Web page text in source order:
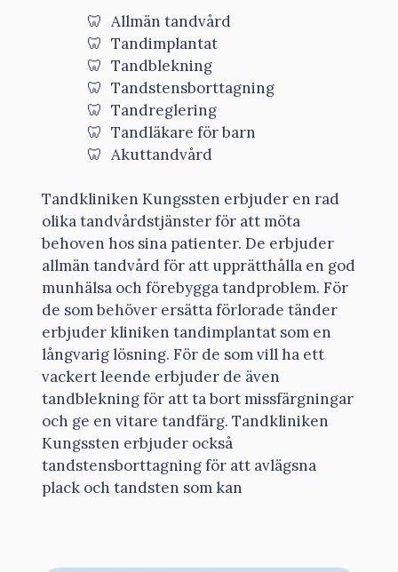
Allmän tandvård
Tandimplantat
Tandblekning
Tandstensborttagning
Tandreglering
Tandläkare för barn
Akuttandvård
Tandkliniken Kungssten erbjuder en rad
olika tandvårdstjänster för att möta
behoven hos sina patienter. De erbjuder
allmän tandvård för att upprätthålla en god
munhälsa och förebygga tandproblem. För
de som behöver ersätta förlorade tänder
erbjuder kliniken tandimplantat som en
långvarig lösning. För de som vill ha ett
vackert leende erbjuder de även
tandblekning för att ta bort missfärgningar
och ge en vitare tandfärg. Tandkliniken
Kungssten erbjuder också
tandstensborttagning för att avlägsna
plack och tandsten som kan